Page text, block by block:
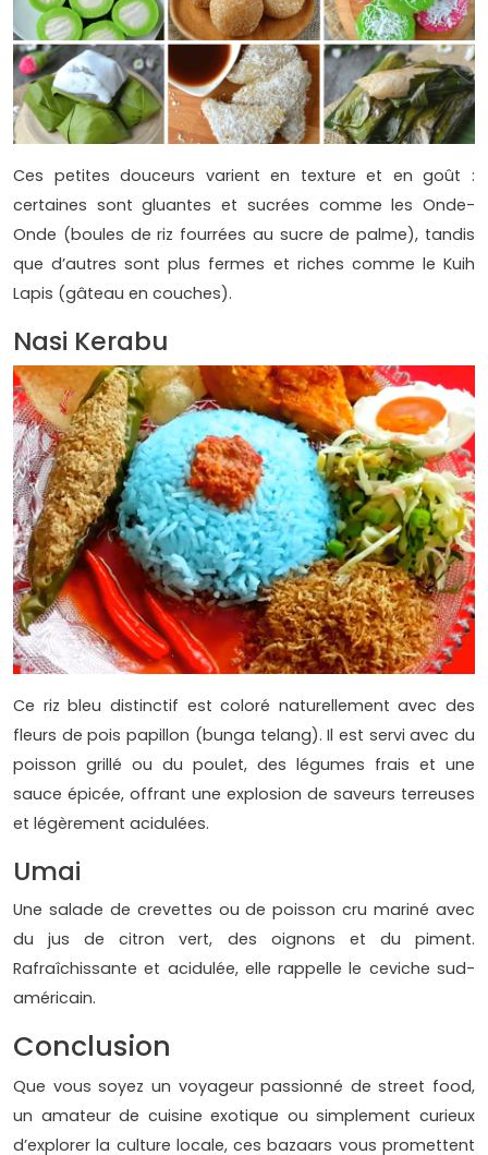
Ces petites douceurs varient en texture et en goût :
certaines sont gluantes et sucrées comme les Onde-
Onde (boules de riz fourrées au sucre de palme), tandis
que d’autres sont plus fermes et riches comme le Kuih
Lapis (gâteau en couches).
Nasi Kerabu
Ce riz bleu distinctif est coloré naturellement avec des
fleurs de pois papillon (bunga telang). Il est servi avec du
poisson grillé ou du poulet, des légumes frais et une
sauce épicée, offrant une explosion de saveurs terreuses
et légèrement acidulées.
Umai
Une salade de crevettes ou de poisson cru mariné avec
du jus de citron vert, des oignons et du piment.
Rafraîchissante et acidulée, elle rappelle le ceviche sud-
américain.
Conclusion
Que vous soyez un voyageur passionné de street food,
un amateur de cuisine exotique ou simplement curieux
d’explorer la culture locale, ces bazaars vous promettent